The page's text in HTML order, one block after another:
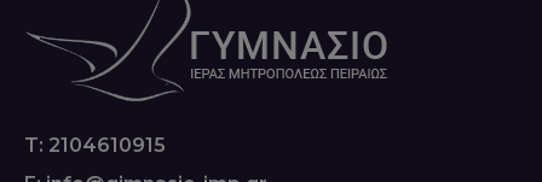
T: 2104610915